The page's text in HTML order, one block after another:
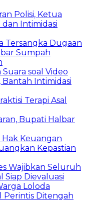
Polisi, Ketua
Intimidasi
Tersangka Dugaan
Sumpah
soal Video
Bantah Intimidasi
Terapi Asal
Bupati Halbar
Keuangan
Kepastian
Wajibkan Seluruh
Siap Dievaluasi
Loloda
Perintis Ditengah